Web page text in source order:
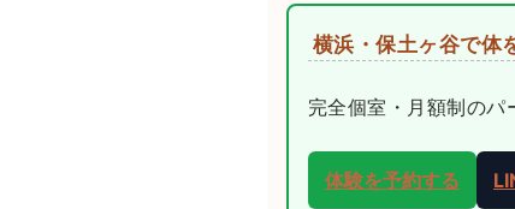
横浜・保土ヶ谷で体
完全個室・月額制の
体験を予約する